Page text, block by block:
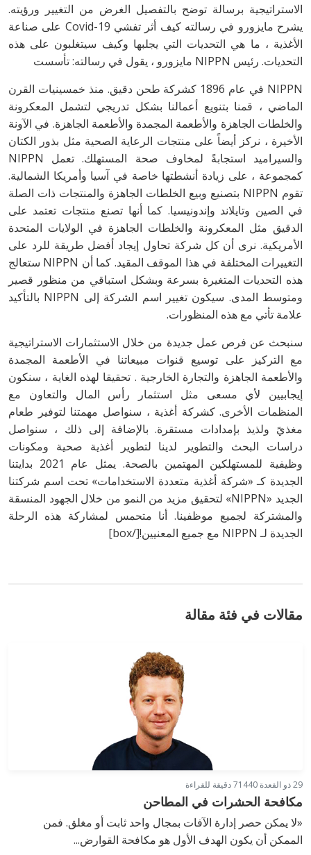
الاستراتيجية برسالة توضح بالتفصيل الغرض من التغيير ورؤيته.
يشرح مايزورو في رسالته كيف أثر تفشي Covid-19 على صناعة
الأغذية ، ما هي التحديات التي يجلبها وكيف سيتغلبون على هذه
التحديات. رئيس NIPPN مايزورو ، يقول في رسالته: تأسست
NIPPN في عام 1896 كشركة طحن دقيق. منذ خمسينيات القرن
الماضي ، قمنا بتنويع أعمالنا بشكل تدريجي لتشمل المعكرونة
والخلطات الجاهزة والأطعمة المجمدة والأطعمة الجاهزة. في الآونة
الأخيرة ، نركز أيضاً على منتجات الرعاية الصحية مثل بذور الكتان
والسيراميد استجابةً لمخاوف صحة المستهلك. تعمل NIPPN
كمجموعة ، على زيادة أنشطتها خاصة في آسيا وأمريكا الشمالية.
تقوم NIPPN بتصنيع وبيع الخلطات الجاهزة والمنتجات ذات الصلة
في الصين وتايلاند وإندونيسيا. كما أنها تصنع منتجات تعتمد على
الدقيق مثل المعكرونة والخلطات الجاهزة في الولايات المتحدة
الأمريكية. نرى أن كل شركة تحاول إيجاد أفضل طريقة للرد على
التغييرات المختلفة في هذا الموقف المقيد. كما أن NIPPN ستعالج
هذه التحديات المتغيرة بسرعة وبشكل استباقي من منظور قصير
ومتوسط المدى. سيكون تغيير اسم الشركة إلى NIPPN بالتأكيد
علامة تأتي مع هذه المنظورات.
سنبحث عن فرص عمل جديدة من خلال الاستثمارات الاستراتيجية
مع التركيز على توسيع قنوات مبيعاتنا في الأطعمة المجمدة
والأطعمة الجاهزة والتجارة الخارجية . تحقيقا لهذه الغاية ، سنكون
إيجابيين لأي مسعى مثل استثمار رأس المال والتعاون مع
المنظمات الأخرى. كشركة أغذية ، سنواصل مهمتنا لتوفير طعام
مغذيً ولذيذ بإمدادات مستقرة. بالإضافة إلى ذلك ، سنواصل
دراسات البحث والتطوير لدينا لتطوير أغذية صحية ومكونات
وظيفية للمستهلكين المهتمين بالصحة. يمثل عام 2021 بدايتنا
الجديدة كـ «شركة أغذية متعددة الاستخدامات» تحت اسم شركتنا
الجديد «NIPPN» لتحقيق مزيد من النمو من خلال الجهود المنسقة
والمشتركة لجميع موظفينا. أنا متحمس لمشاركة هذه الرحلة
الجديدة لـ NIPPN مع جميع المعنيين![/box]
مقالات في فئة مقالة
29 ذو القعدة 1440 7 دقيقة للقراءة
مكافحة الحشرات في المطاحن
«لا يمكن حصر إدارة الآفات بمجال واحد ثابت أو مغلق. فمن
الممكن أن يكون الهدف الأول هو مكافحة القوارض...